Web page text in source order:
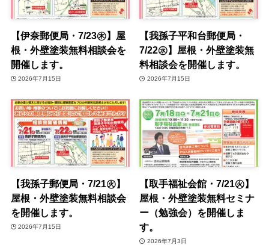
【伊奈郵便局・7/23㊍】屋
根・外壁塗装無料相談会を
開催します。
2026年7月15日
【我孫子平和台郵便局・
7/22㊌】屋根・外壁塗装無
料相談会を開催します。
2026年7月15日
【我孫子郵便局・7/21㊋】
屋根・外壁塗装無料相談会
を開催します。
2026年7月15日
【取手福祉会館・7/21㊋】
屋根・外壁塗装無料セミナ
ー（勉強会）を開催しま
す。
2026年7月3日